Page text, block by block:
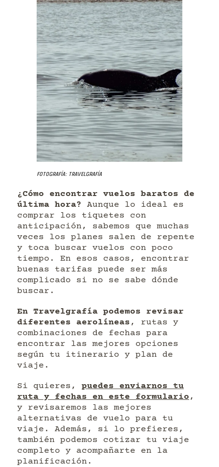
Fotografía: Travelgrafía
¿Cómo encontrar vuelos baratos de
última hora? Aunque lo ideal es
comprar los tiquetes con
anticipación, sabemos que muchas
veces los planes salen de repente
y toca buscar vuelos con poco
tiempo. En esos casos, encontrar
buenas tarifas puede ser más
complicado si no se sabe dónde
buscar.
En Travelgrafía podemos revisar
diferentes aerolíneas , rutas y
combinaciones de fechas para
encontrar las mejores opciones
según tu itinerario y plan de
viaje.
Si quieres, puedes enviarnos tu
ruta y fechas en este formulario ,
y revisaremos las mejores
alternativas de vuelo para tu
viaje. Además, si lo prefieres,
también podemos cotizar tu viaje
completo y acompañarte en la
planificación.